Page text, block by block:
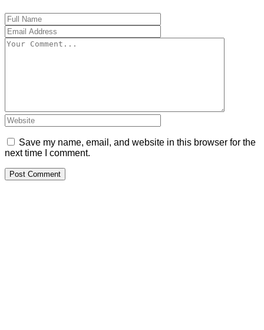
Save my name, email, and website in this browser for the
next time I comment.